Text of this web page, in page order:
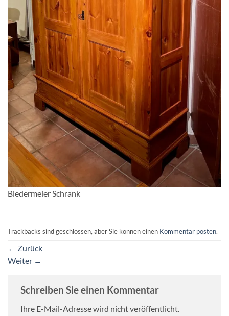
Biedermeier Schrank
Trackbacks sind geschlossen, aber Sie können einen Kommentar posten.
← Zurück
Weiter →
Schreiben Sie einen Kommentar
Ihre E-Mail-Adresse wird nicht veröffentlicht.